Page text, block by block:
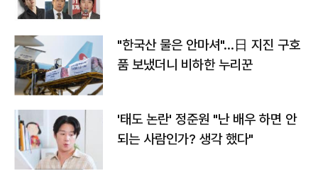
"한국산 물은 안마셔"…日 지진 구호
품 보냈더니 비하한 누리꾼
'태도 논란' 정준원 "난 배우 하면 안
되는 사람인가? 생각 했다"